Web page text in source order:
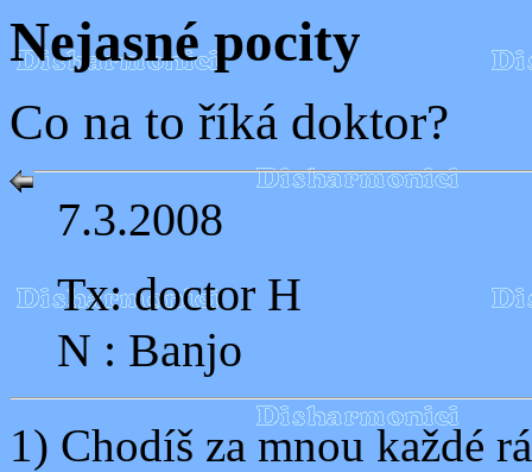
Nejasné pocity
Co na to říká doktor?
7.3.2008
Tx: doctor H
N : Banjo
1) Chodíš za mnou každé